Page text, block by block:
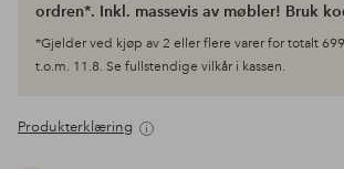
ordren*. Inkl. massevis av møbler! Bruk
*Gjelder ved kjøp av 2 eller flere varer for totalt
t.o.m. 11.8. Se fullstendige vilkår i kassen.
Produkterklæring